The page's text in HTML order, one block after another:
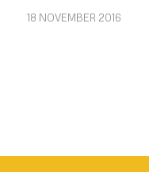
18 NOVEMBER 2016